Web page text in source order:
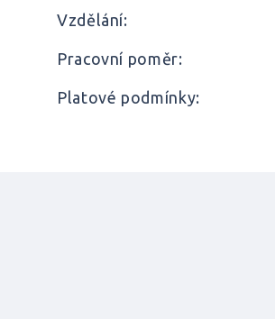
Vzdělání:
Pracovní poměr:
Platové podmínky: